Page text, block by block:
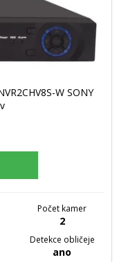
W SONY
Počet kamer
2
Detekce obličeje
ano